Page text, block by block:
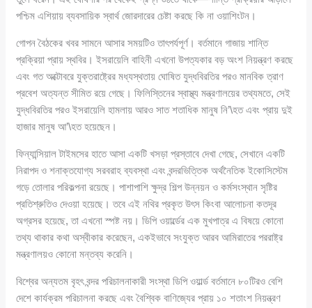
পশ্চিম এশিয়ায় ব্যবসায়িক স্বার্থ জোরদারের চেষ্টা করছে কি না ওয়াশিংটন।
গোপন বৈঠকের খবর সামনে আসার সময়টিও তাৎপর্যপূর্ণ। বর্তমানে গাজায় শান্তি
প্রক্রিয়া প্রায় স্থবির। ইসরায়েলি বাহিনী এখনো উপত্যকার বড় অংশ নিয়ন্ত্রণ করছে
এবং গত অক্টোবরে যুক্তরাষ্ট্রের মধ্যস্থতায় ঘোষিত যুদ্ধবিরতির পরও মানবিক ত্রাণ
প্রবেশ অত্যন্ত সীমিত রয়ে গেছে। ফিলিস্তিনের স্বাস্থ্য মন্ত্রণালয়ের তথ্যমতে, সেই
যুদ্ধবিরতির পরও ইসরায়েলি হামলায় আরও সাত শতাধিক মানুষ নি’\হত এবং প্রায় দুই
হাজার মানুষ আ’\হত হয়েছেন।
ফিন্যান্সিয়াল টাইমসের হাতে আসা একটি খসড়া প্রস্তাবে দেখা গেছে, সেখানে একটি
নিরাপদ ও শনাক্তযোগ্য সরবরাহ ব্যবস্থা এবং বন্দরভিত্তিক অর্থনৈতিক ইকোসিস্টেম
গড়ে তোলার পরিকল্পনা রয়েছে। পাশাপাশি ক্ষুদ্র শিল্প উন্নয়ন ও কর্মসংস্থান সৃষ্টির
প্রতিশ্রুতিও দেওয়া হয়েছে। তবে এই নথির প্রকৃত উৎস কিংবা আলোচনা কতদূর
অগ্রসর হয়েছে, তা এখনো স্পষ্ট নয়। ডিপি ওয়ার্ল্ডের এক মুখপাত্র এ বিষয়ে কোনো
তথ্য থাকার কথা অস্বীকার করেছেন, একইভাবে সংযুক্ত আরব আমিরাতের পররাষ্ট্র
মন্ত্রণালয়ও কোনো মন্তব্য করেনি।
বিশ্বের অন্যতম বৃহৎ বন্দর পরিচালনাকারী সংস্থা ডিপি ওয়ার্ল্ড বর্তমানে ৮০টিরও বেশি
দেশে কার্যক্রম পরিচালনা করছে এবং বৈশ্বিক বাণিজ্যের প্রায় ১০ শতাংশ নিয়ন্ত্রণ